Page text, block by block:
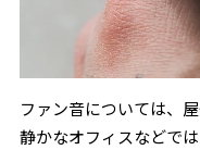
ファン音については、
静かなオフィスなどで